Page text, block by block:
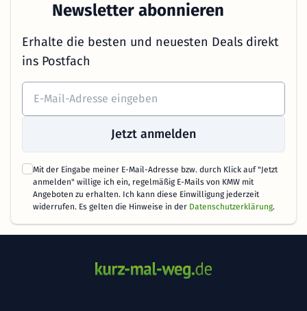
Newsletter abonnieren
Erhalte die besten und neuesten Deals direkt
ins Postfach
Jetzt anmelden
Mit der Eingabe meiner E-Mail-Adresse bzw. durch Klick auf "Jetzt
anmelden" willige ich ein, regelmäßig E-Mails von KMW mit
Angeboten zu erhalten. Ich kann diese Einwilligung jederzeit
widerrufen. Es gelten die Hinweise in der Datenschutzerklärung.